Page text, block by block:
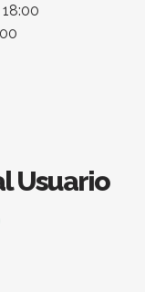
Usuario